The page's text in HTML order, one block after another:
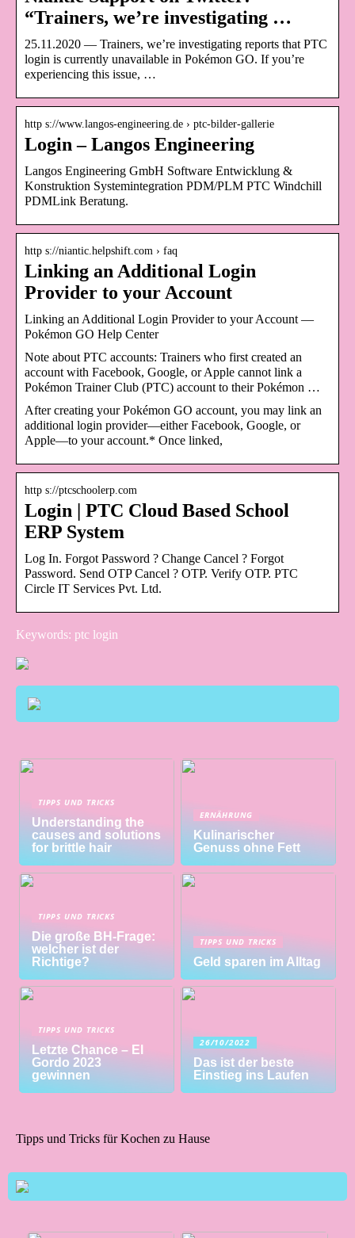
“Trainers, we’re investigating …
25.11.2020 — Trainers, we’re investigating reports that PTC
login is currently unavailable in Pokémon GO. If you’re
experiencing this issue, …
http s://www.langos-engineering.de › ptc-bilder-gallerie
Login – Langos Engineering
Langos Engineering GmbH Software Entwicklung &
Konstruktion Systemintegration PDM/PLM PTC Windchill
PDMLink Beratung.
http s://niantic.helpshift.com › faq
Linking an Additional Login
Provider to your Account
Linking an Additional Login Provider to your Account —
Pokémon GO Help Center
Note about PTC accounts: Trainers who first created an
account with Facebook, Google, or Apple cannot link a
Pokémon Trainer Club (PTC) account to their Pokémon …
After creating your Pokémon GO account, you may link an
additional login provider—either Facebook, Google, or
Apple—to your account.* Once linked,
http s://ptcschoolerp.com
Login | PTC Cloud Based School
ERP System
Log In. Forgot Password ? Change Cancel ? Forgot
Password. Send OTP Cancel ? OTP. Verify OTP. PTC
Circle IT Services Pvt. Ltd.
Keywords: ptc login
TIPPS UND TRICKS
Understanding the
causes and solutions
for brittle hair
ERNÄHRUNG
Kulinarischer
Genuss ohne Fett
TIPPS UND TRICKS
Die große BH-Frage:
welcher ist der
Richtige?
TIPPS UND TRICKS
Geld sparen im Alltag
TIPPS UND TRICKS
Letzte Chance – El
Gordo 2023
gewinnen
26/10/2022
Das ist der beste
Einstieg ins Laufen
Tipps und Tricks für Kochen zu Hause